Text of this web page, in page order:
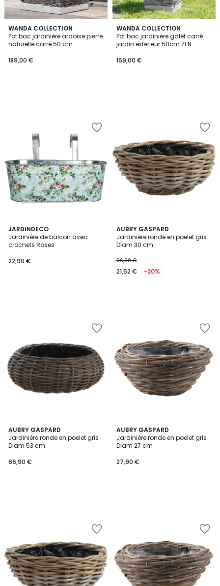
WANDA COLLECTION
Pot bac jardinière ardoise pierre
naturelle carré 50 cm
189,00 €
WANDA COLLECTION
Pot bac jardinière galet carré
jardin extérieur 50cm ZEN
169,00 €
JARDINDECO
Jardinière de balcon avec
crochets Roses
22,90 €
AUBRY GASPARD
Jardinière ronde en poelet gris
Diam 30 cm
26,90 €
21,52 € -20%
AUBRY GASPARD
Jardinière ronde en poelet gris
Diam 53 cm
66,90 €
AUBRY GASPARD
Jardinière ronde en poelet gris
Diam 27 cm
27,90 €